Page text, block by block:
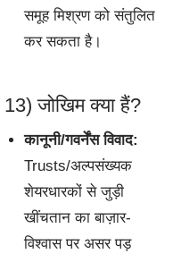
समूह मिश्रण को संतुलित
कर सकता है।
13) जोखिम क्या हैं?
कानूनी/गवर्नेंस विवाद:
Trusts/अल्पसंख्यक
शेयरधारकों से जुड़ी
खींचतान का बाज़ार-
विश्वास पर असर पड़